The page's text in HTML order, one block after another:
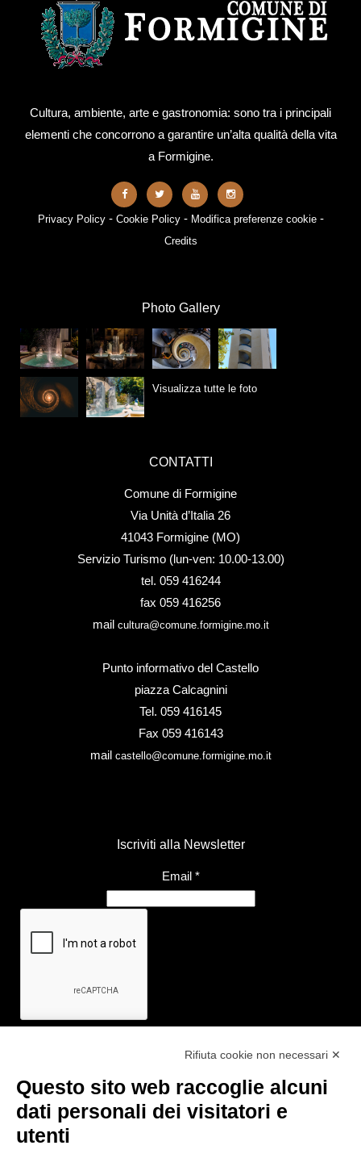
Cultura, ambiente, arte e gastronomia: sono tra i principali
elementi che concorrono a garantire un’alta qualità della vita
a Formigine.
Privacy Policy- Cookie Policy- Modifica preferenze cookie-
Credits
Photo Gallery
Visualizza tutte le foto
CONTATTI
Comune di Formigine
Via Unità d’Italia 26
41043 Formigine (MO)
Servizio Turismo (lun-ven: 10.00-13.00)
tel. 059 416244
fax 059 416256
mail cultura@comune.formigine.mo.it
Punto informativo del Castello
piazza Calcagnini
Tel. 059 416145
Fax 059 416143
mail castello@comune.formigine.mo.it
Iscriviti alla Newsletter
Email *
Link utili
- Ufficio di informazione e accoglienza turistica di Maranello, Fiorano
Rifiuta cookie non necessari ✕
Questo sito web raccoglie alcuni
dati personali dei visitatori e
utenti